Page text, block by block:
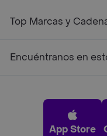
Top Marcas y
Encuéntranos en
App Store